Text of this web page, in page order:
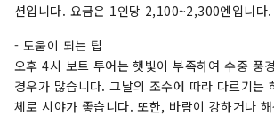
션입니다. 요금은 1인당 2,100~2,300엔입니다.
- 도움이 되는 팁
오후 4시 보트 투어는 햇빛이 부족하여 수중 풍
경우가 많습니다. 그날의 조수에 따라 다르기는
체로 시야가 좋습니다. 또한, 바람이 강하거나